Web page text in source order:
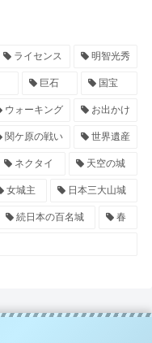
ライセンス 明智光秀
巨石 国宝
ウォーキング お出かけ
関ケ原の戦い 世界遺産
ネクタイ 天空の城
女城主 日本三大山城
続日本の百名城 春